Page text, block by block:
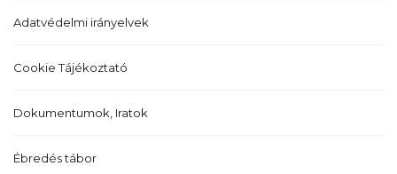
Adatvédelmi irányelvek
Cookie Tájékoztató
Dokumentumok, Iratok
Ébredés tábor